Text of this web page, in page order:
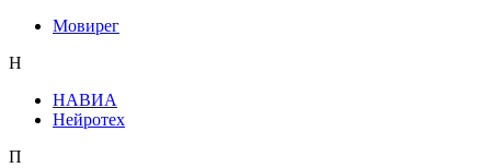
Мовирег
Н
НАВИА
Нейротех
П